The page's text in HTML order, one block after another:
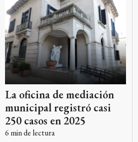
La oficina de mediación
municipal registró casi
250 casos en 2025
6 min de lectura